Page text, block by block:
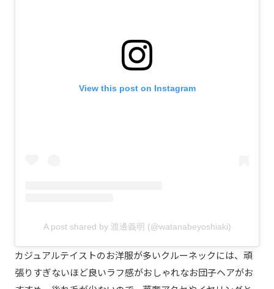
View this post on Instagram
A post shared by 渡邊義明 (@watanabeyoshiaki)
カジュアルテイストのお洋服が多いクルーネックには、頑
張りすぎないほど良いラフ感がおしゃれなお団子ヘアがお